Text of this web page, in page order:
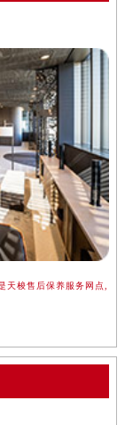
天梭售后保养服务网点,